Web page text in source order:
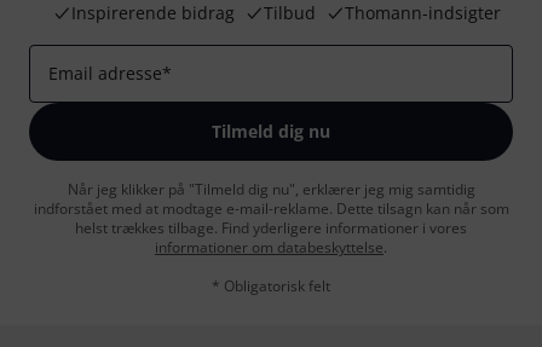
Inspirerende bidrag
Tilbud Thomann-indsigter
Email adresse*
Tilmeld dig nu
Når jeg klikker på "Tilmeld dig nu", erklærer jeg mig samtidig
indforstået med at modtage e-mail-reklame. Dette tilsagn kan når som
helst trækkes tilbage. Find yderligere informationer i vores
informationer om databeskyttelse.
* Obligatorisk felt